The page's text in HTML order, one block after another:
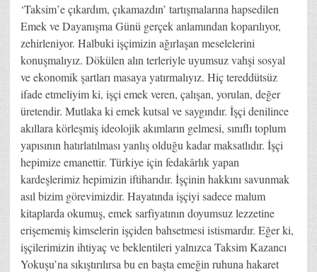
‘Taksim’e çıkardım, çıkamazdın’ tartışmalarına hapsedilen
Emek ve Dayanışma Günü gerçek anlamından koparılıyor,
zehirleniyor. Halbuki işçimizin ağırlaşan meselelerini
konuşmalıyız. Dökülen alın terleriyle uyumsuz vahşi sosyal
ve ekonomik şartları masaya yatırmalıyız. Hiç tereddütsüz
ifade etmeliyim ki, işçi emek veren, çalışan, yorulan, değer
üretendir. Mutlaka ki emek kutsal ve saygındır. İşçi denilince
akıllara körleşmiş ideolojik akımların gelmesi, sınıflı toplum
yapısının hatırlatılması yanlış olduğu kadar maksatlıdır. İşçi
hepimize emanettir. Türkiye için fedakârlık yapan
kardeşlerimiz hepimizin iftiharıdır. İşçinin hakkını savunmak
asıl bizim görevimizdir. Hayatında işçiyi sadece malum
kitaplarda okumuş, emek sarfiyatının doyumsuz lezzetine
erişememiş kimselerin işçiden bahsetmesi istismardır. Eğer ki,
işçilerimizin ihtiyaç ve beklentileri yalnızca Taksim Kazancı
Yokuşu’na sıkıştırılırsa bu en başta emeğin ruhuna hakaret